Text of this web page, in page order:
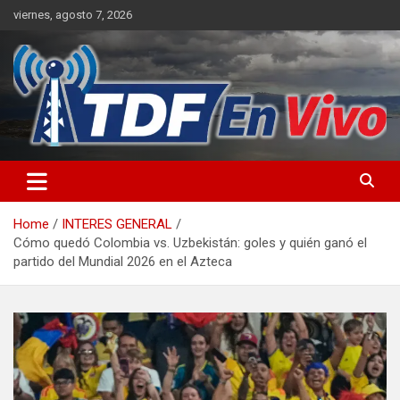
Skip
content
viernes, agosto 7, 2026
Home
INTERES GENERAL
Cómo quedó Colombia vs. Uzbekistán: goles y quién ganó el
partido del Mundial 2026 en el Azteca